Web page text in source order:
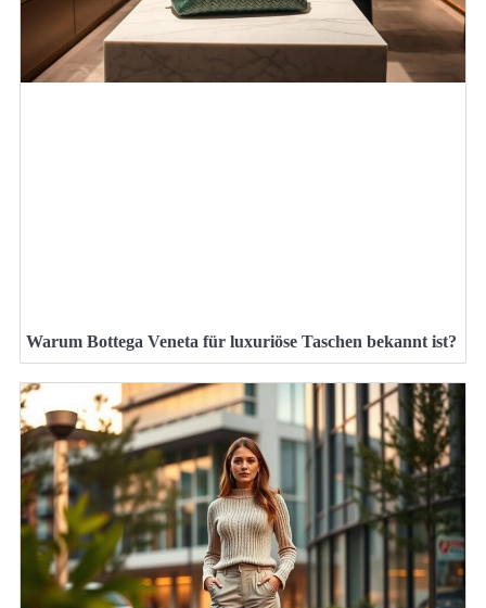
Warum Bottega Veneta für luxuriöse Taschen bekannt ist?